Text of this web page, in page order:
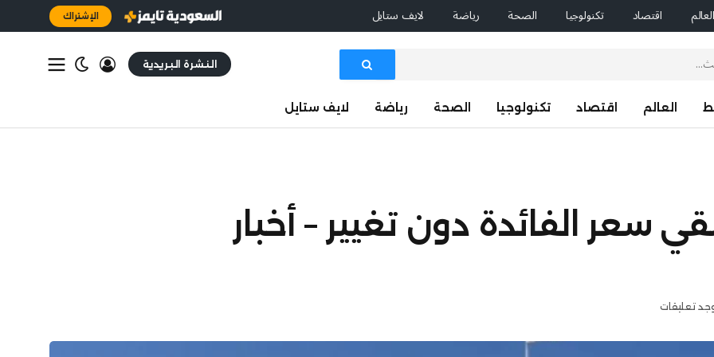
العالم اقتصاد تكنولوجيا الصحة رياضة لايف ستايل الإشتراك
النشرة البريدية
العالم اقتصاد تكنولوجيا الصحة رياضة لايف ستايل
سعر الفائدة دون تغيير – أخبار
تعليقات